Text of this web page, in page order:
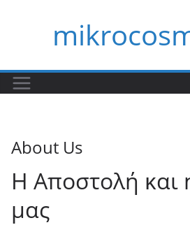
About Us
Η Αποστολή και
μας